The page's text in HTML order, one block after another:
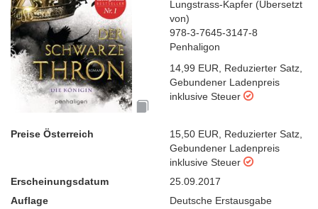
Lungstrass-Kapfer (Übersetzt
von)
978-3-7645-3147-8
Penhaligon
14,99 EUR
Reduzierter Satz
Gebundener Ladenpreis
inklusive Steuer
Preise Österreich 15,50 EUR Reduzierter Satz
Gebundener Ladenpreis
inklusive Steuer
Erscheinungsdatum
25.09.2017
Auflage
Deutsche Erstausgabe